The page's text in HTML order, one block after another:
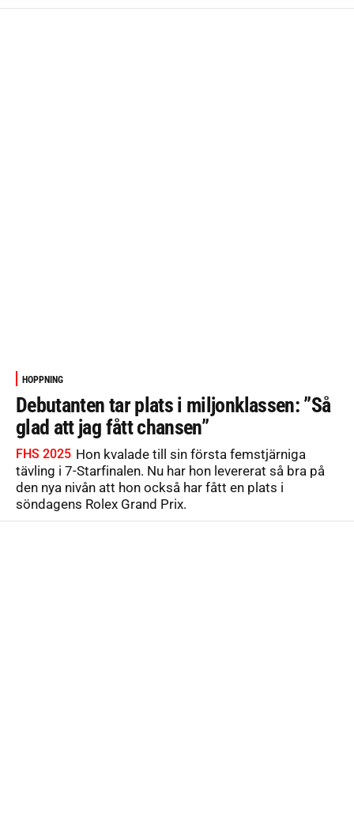
HOPPNING
Debutanten tar plats i miljonklassen: ”Så
glad att jag fått chansen”
FHS 2025 Hon kvalade till sin första femstjärniga
tävling i 7-Starfinalen. Nu har hon levererat så bra på
den nya nivån att hon också har fått en plats i
söndagens Rolex Grand Prix.